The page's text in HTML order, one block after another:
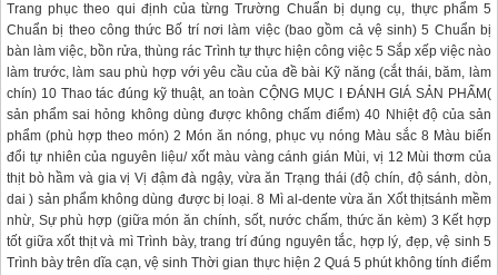
Trang phục theo qui định của từng Trường Chuẩn bị dụng cụ, thực phẩm 5
Chuẩn bị theo công thức Bố trí nơi làm việc (bao gồm cả vệ sinh) 5 Chuẩn bị
bàn làm việc, bồn rửa, thùng rác Trình tự thực hiện công việc 5 Sắp xếp việc nào
làm trước, làm sau phù hợp với yêu cầu của đề bài Kỹ năng (cắt thái, băm, làm
chín) 10 Thao tác đúng kỹ thuật, an toàn CỘNG MỤC I ĐÁNH GIÁ SẢN PHẨM(
sản phẩm sai hỏng không dùng được không chấm điểm) 40 Nhiệt độ của sản
phẩm (phù hợp theo món) 2 Món ăn nóng, phục vụ nóng Màu sắc 8 Màu biến
đổi tự nhiên của nguyên liệu/ xốt màu vàng cánh gián Mùi, vị 12 Mùi thơm của
thịt bò hầm và gia vị Vị đậm đà ngậy, vừa ăn Trạng thái (độ chín, độ sánh, dòn,
dai ) sản phẩm không dùng được bị loại. 8 Mì al-dente vừa ăn Xốt thịtsánh mềm
nhừ, Sự phù hợp (giữa món ăn chính, sốt, nước chấm, thức ăn kèm) 3 Kết hợp
tốt giữa xốt thịt và mì Trình bày, trang trí đúng nguyên tắc, hợp lý, đẹp, vệ sinh 5
Trình bày trên dĩa cạn, vệ sinh Thời gian thực hiện 2 Quá 5 phút không tính điểm